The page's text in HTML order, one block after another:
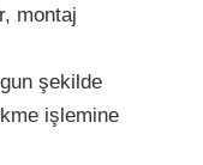
montaj
şekilde
işlemine